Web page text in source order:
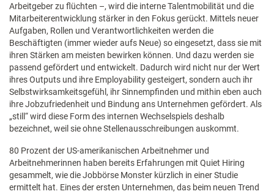
Arbeitgeber zu flüchten –, wird die interne Talentmobilität und die
Mitarbeiterentwicklung stärker in den Fokus gerückt. Mittels neuer
Aufgaben, Rollen und Verantwortlichkeiten werden die
Beschäftigten (immer wieder aufs Neue) so eingesetzt, dass sie mit
ihren Stärken am meisten bewirken können. Und dazu werden sie
passend gefördert und entwickelt. Dadurch wird nicht nur der Wert
ihres Outputs und ihre Employability gesteigert, sondern auch ihr
Selbstwirksamkeitsgefühl, ihr Sinnempfinden und mithin eben auch
ihre Jobzufriedenheit und Bindung ans Unternehmen gefördert. Als
„still“ wird diese Form des internen Wechselspiels deshalb
bezeichnet, weil sie ohne Stellenausschreibungen auskommt.
80 Prozent der US-amerikanischen Arbeitnehmer und
Arbeitnehmerinnen haben bereits Erfahrungen mit Quiet Hiring
gesammelt, wie die Jobbörse Monster kürzlich in einer Studie
ermittelt hat. Eines der ersten Unternehmen, das beim neuen Trend